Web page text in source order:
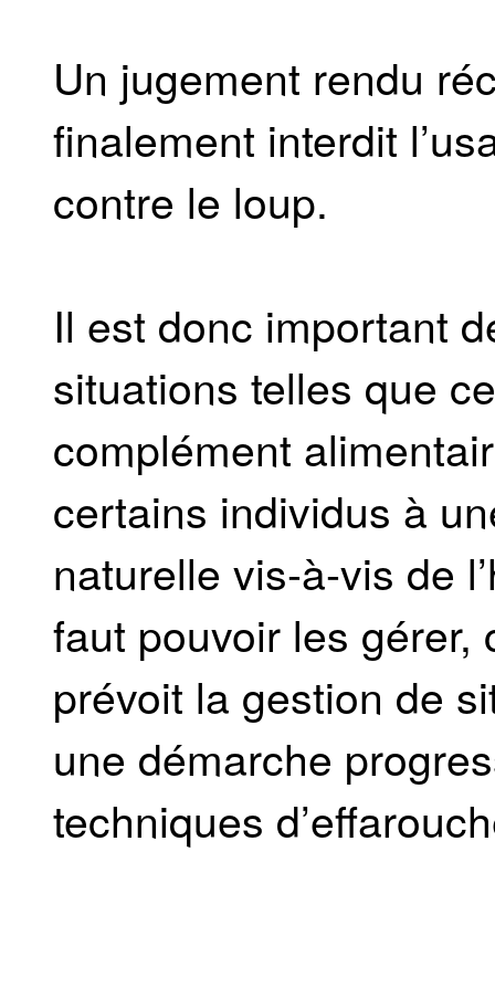
Un jugement rendu
finalement interdit
contre le loup.
Il est donc important
situations telles que
complément
certains individus à
naturelle vis-à-vis de
faut pouvoir les gérer,
prévoit la gestion de
une démarche
techniques